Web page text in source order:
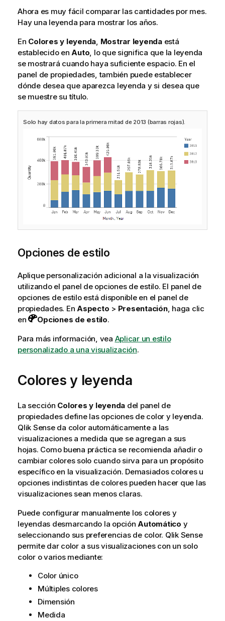
Ahora es muy fácil comparar las cantidades por mes.
Hay una leyenda para mostrar los años.
En Colores y leyenda, Mostrar leyendaestá
establecido enAuto, lo que significa que la leyenda
se mostrará cuando haya suficiente espacio. En el
panel de propiedades, también puede establecer
dónde desea que aparezca leyenda y si desea que
se muestre su título.
Solo hay datos para la primera mitad de 2013 (barras rojas).
Opciones de estilo
Aplique personalización adicional a la visualización
utilizando el panel de opciones de estilo. El panel de
opciones de estilo está disponible en el panel de
propiedades. En Aspecto > Presentación, haga clic
en
Opciones de estilo.
Para más información, vea Aplicar un estilo
personalizado a una visualización.
Colores y leyenda
La sección Colores y leyenda del panel de
propiedades define las opciones de color y leyenda.
Qlik Senseda color automáticamente a las
visualizaciones a medida que se agregan a sus
hojas. Como buena práctica se recomienda añadir o
cambiar colores solo cuando sirva para un propósito
específico en la visualización. Demasiados colores u
opciones indistintas de colores pueden hacer que las
visualizaciones sean menos claras.
Puede configurar manualmente los colores y
leyendas desmarcando la opciónAutomático y
seleccionando sus preferencias de color. Qlik Sense
permite dar color a sus visualizaciones con un solo
color o varios mediante:
Color único
Múltiples colores
Dimensión
Medida